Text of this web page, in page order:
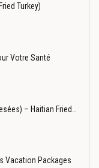
Turkey)
Votre Santé
– Haitian Fried…
Vacation Packages